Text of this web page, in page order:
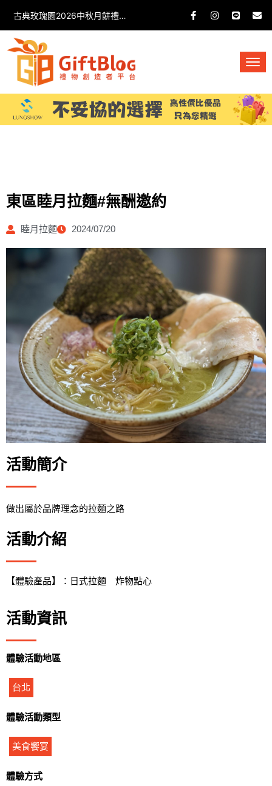
古典玫瑰園2026中秋月餅禮盒開箱分享 / 餐飲門市下午茶 體驗分享
東區睦月拉麵#無酬邀約
睦月拉麵 2024/07/20
活動簡介
做出屬於品牌理念的拉麵之路
活動介紹
【體驗產品】：日式拉麵 炸物點心
活動資訊
體驗活動地區
台北
體驗活動類型
美食饗宴
體驗方式